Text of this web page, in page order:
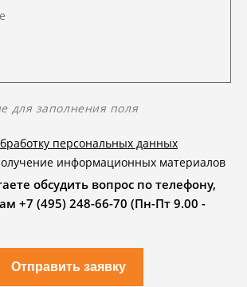
для заполнения поля
персональных данных
информационных материалов
обсудить вопрос по телефону,
+7 (495) 248-66-70 (Пн-Пт 9.00 -
Отправить заявку